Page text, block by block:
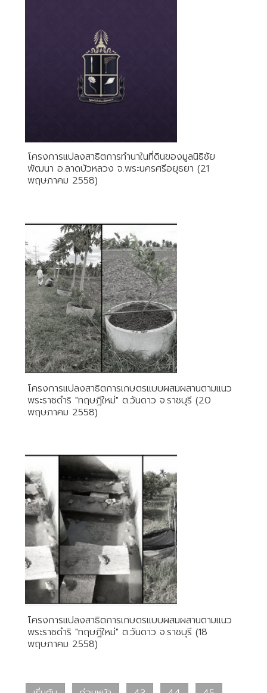
โครงการแปลงสาธิตการทำนาในที่ดินของมูลนิธิชัย
พัฒนา อ.ลาดบัวหลวง จ.พระนครศรีอยุธยา (21
พฤษภาคม 2558)
โครงการแปลงสาธิตการเกษตรแบบผสมผสานตามแนว
พระราชดำริ "ทฤษฎีใหม่" ต.วันดาว จ.ราชบุรี (20
พฤษภาคม 2558)
โครงการแปลงสาธิตการเกษตรแบบผสมผสานตามแนว
พระราชดำริ "ทฤษฎีใหม่" ต.วันดาว จ.ราชบุรี (18
พฤษภาคม 2558)